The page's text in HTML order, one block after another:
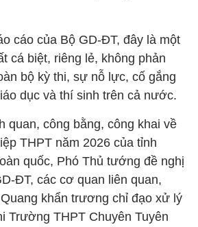
cáo của Bộ GD-ĐT, đây là một
cá biệt, riêng lẻ, không phản
bộ kỳ thi, sự nỗ lực, cố gắng
dục và thí sinh trên cả nước.
quan, công bằng, công khai về
THPT năm 2026 của tỉnh
quốc, Phó Thủ tướng đề nghị
ĐT, các cơ quan liên quan,
khẩn trương chỉ đạo xử lý
Trường THPT Chuyên Tuyên